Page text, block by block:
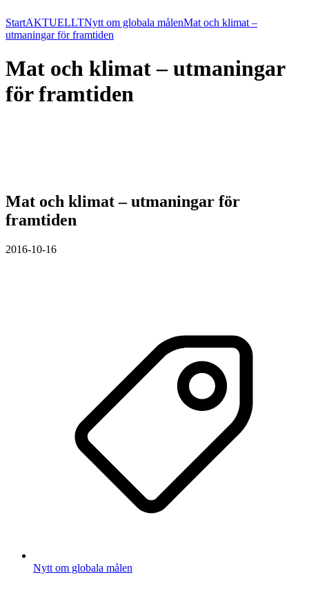
StartAKTUELLTNytt om globala målenMat och klimat –
utmaningar för framtiden
Mat och klimat – utmaningar
för framtiden
Mat och klimat – utmaningar för
framtiden
2016-10-16
Nytt om globala målen